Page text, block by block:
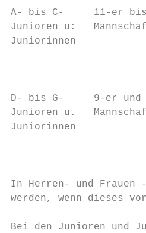
A- bis C-     11-er
Junioren u:
Juniorinnen
D- bis G-     9-er und
Junioren u.
Juniorinnen
In Herren- und Frauen
werden, wenn dieses
Bei den Junioren und